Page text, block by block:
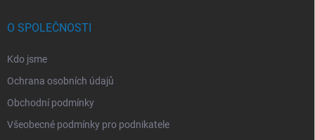
O SPOLEČNOSTI
Kdo jsme
Ochrana osobních údajů
Obchodní podmínky
Všeobecné podmínky pro podnikatele